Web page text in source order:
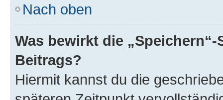
Nach oben
Was bewirkt die
Beitrags?
Hiermit kannst du die